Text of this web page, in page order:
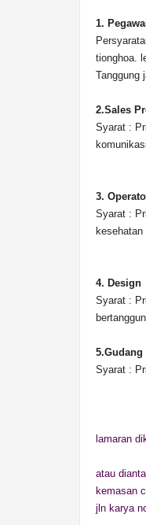
1.
tionghoa.
Tanggung
2.Sales
Syarat :
3.
Syarat :
kesehatan
4. Design
Syarat :
Syarat :
lamaran
atau
kemasan
jln karya